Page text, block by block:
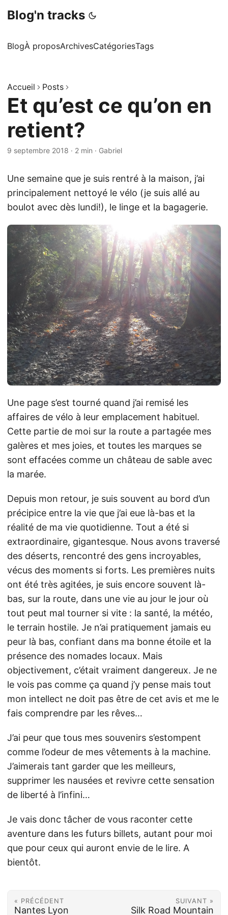
Blog'n tracks
BlogÀ proposArchivesCatégoriesTags
Accueil Posts
Et qu’est ce qu’on en
retient?
9 septembre 2018 · 2 min · Gabriel
Une semaine que je suis rentré à la maison, j’ai
principalement nettoyé le vélo (je suis allé au
boulot avec dès lundi!), le linge et la bagagerie.
Une page s’est tourné quand j’ai remisé les
affaires de vélo à leur emplacement habituel.
Cette partie de moi sur la route a partagée mes
galères et mes joies, et toutes les marques se
sont effacées comme un château de sable avec
la marée.
Depuis mon retour, je suis souvent au bord d’un
précipice entre la vie que j’ai eue là-bas et la
réalité de ma vie quotidienne. Tout a été si
extraordinaire, gigantesque. Nous avons traversé
des déserts, rencontré des gens incroyables,
vécus des moments si forts. Les premières nuits
ont été très agitées, je suis encore souvent là-
bas, sur la route, dans une vie au jour le jour où
tout peut mal tourner si vite : la santé, la météo,
le terrain hostile. Je n’ai pratiquement jamais eu
peur là bas, confiant dans ma bonne étoile et la
présence des nomades locaux. Mais
objectivement, c’était vraiment dangereux. Je ne
le vois pas comme ça quand j’y pense mais tout
mon intellect ne doit pas être de cet avis et me le
fais comprendre par les rêves…
J’ai peur que tous mes souvenirs s’estompent
comme l’odeur de mes vêtements à la machine.
J’aimerais tant garder que les meilleurs,
supprimer les nausées et revivre cette sensation
de liberté à l’infini…
Je vais donc tâcher de vous raconter cette
aventure dans les futurs billets, autant pour moi
que pour ceux qui auront envie de le lire. A
bientôt.
« PRÉCÉDENT
Nantes Lyon
SUIVANT »
Silk Road Mountain